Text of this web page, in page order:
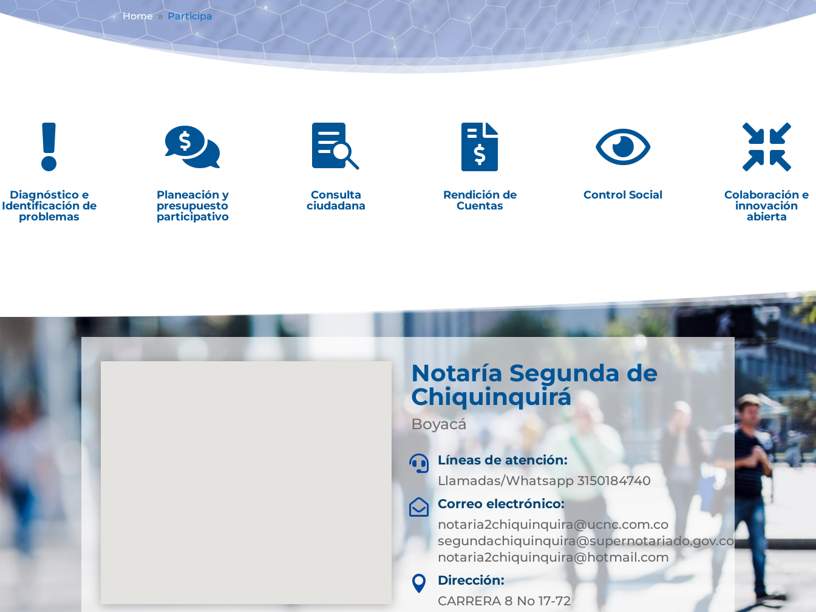
Home 9 Participa

Diagnóstico e
Identificación de
problemas

Planeación y
presupuesto
participativo

Consulta
ciudadana

Rendición de
Cuentas

Control Social

Colaboración e
innovación
abierta
Notaría Segunda de
Chiquinquirá
Boyacá

Líneas de atención:
Llamadas/Whatsapp 3150184740

Correo electrónico:
notaria2chiquinquira@ucnc.com.co
segundachiquinquira@supernotariado.gov.co
notaria2chiquinquira@hotmail.com

Dirección:
CARRERA 8 No 17-72